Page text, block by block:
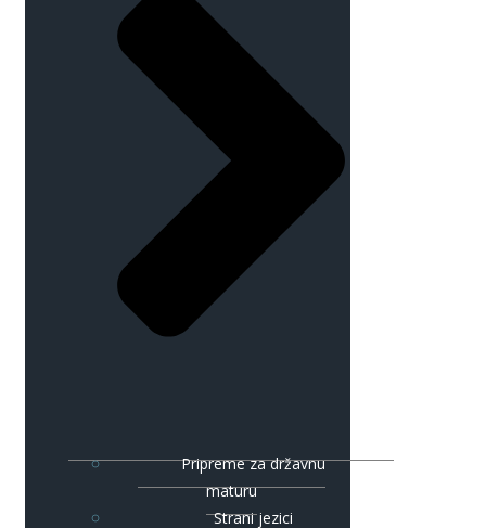
Pripreme za državnu
maturu
Strani jezici